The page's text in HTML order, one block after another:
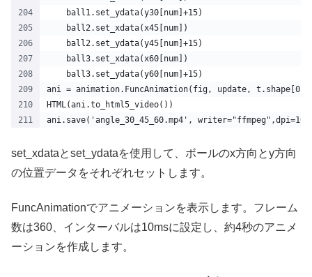
    ball1.set_ydata(y30[num]+15)
    ball2.set_xdata(x45[num])
    ball2.set_ydata(y45[num]+15)
    ball3.set_xdata(x60[num])
    ball3.set_ydata(y60[num]+15)
ani = animation.FuncAnimation(fig, update,
HTML(ani.to_html5_video())
ani.save('angle_30_45_60.mp4',
set_xdataとset_ydataを使用して、ボールのx方向とy方向
の位置データをそれぞれセットします。
FuncAnimationでアニメーションを表示します。フレーム
数は360、インターバルは10msに設定し、約4秒のアニメ
ーションを作成します。